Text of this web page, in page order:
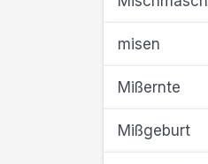
misen
Mißernte
Mißgeburt